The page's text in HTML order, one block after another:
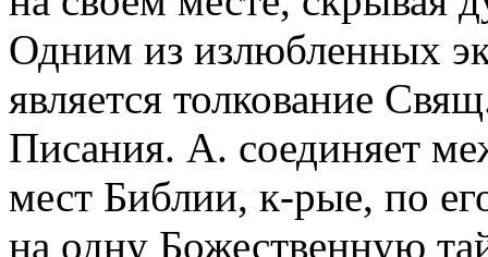
Одним из излюбленных
является толкование
Писания. А. соединяет
мест Библии, к-рые, по
на одну Божественную